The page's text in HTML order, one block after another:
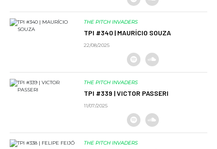
THE PITCH INVADERS
TPI #340 | MAURÍCIO SOUZA
22/08/2025
THE PITCH INVADERS
TPI #339 | VICTOR PASSERI
11/07/2025
THE PITCH INVADERS